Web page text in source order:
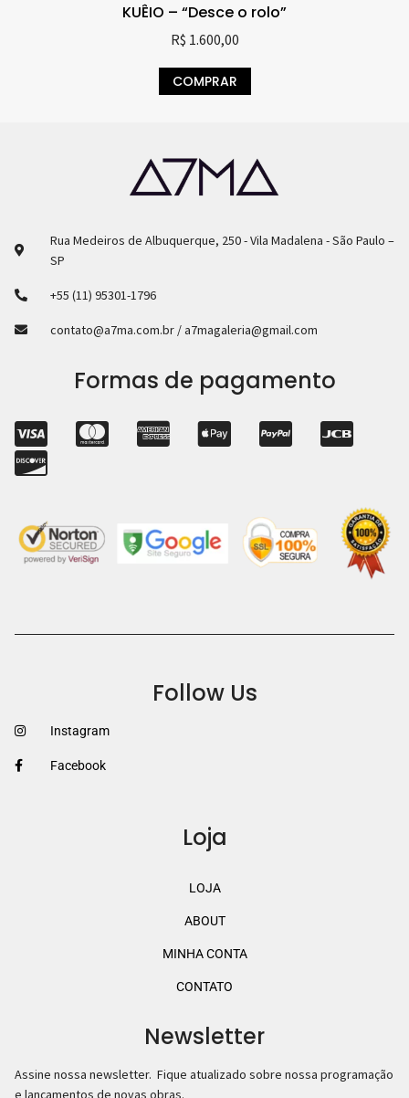
KUÊIO – “Desce o rolo”
R$ 1.600,00
COMPRAR
Rua Medeiros de Albuquerque, 250 - Vila Madalena - São Paulo –
SP
+55 (11) 95301-1796
contato@a7ma.com.br / a7magaleria@gmail.com
Formas de pagamento
Follow Us
Instagram
Facebook
Loja
LOJA
ABOUT
MINHA CONTA
CONTATO
Newsletter
Assine nossa newsletter. Fique atualizado sobre nossa programação
e lançamentos de novas obras.